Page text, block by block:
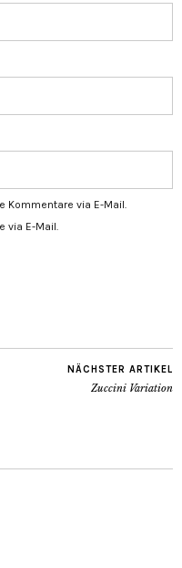
Kommentare via E-Mail.
via E-Mail.
NÄCHSTER ARTIKEL
Zuccini Variation